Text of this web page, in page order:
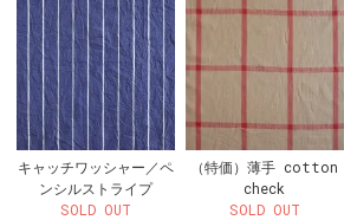
キャッチワッシャー／ペ
ンシルストライプ
SOLD OUT
（特価）薄手 cotton
check
SOLD OUT